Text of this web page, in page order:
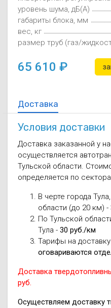
уровень шума, дБ(А)
габариты блока, мм
вес, кг
размер труб (газ/
65 610
Доставка
Условия доставки
Доставка заказанной у
осуществляется
Тульской области.
определяется по
В черте города
области (до 20 км) -
По Тульской
Тула - 30 руб./км
Тарифы на
оговариваются
Доставка
руб.
Осуществляем доставку